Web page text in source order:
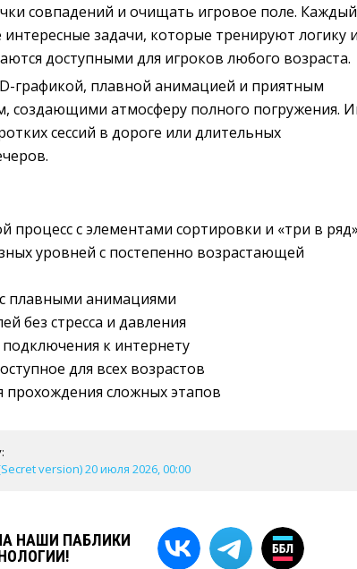
совпадений и очищать игровое поле. Каждый
задачи, которые тренируют логику и
доступными для игроков любого возраста.
графикой, плавной анимацией и приятным
создающими атмосферу полного погружения.
сессий в дороге или длительных
процесс с элементами сортировки и «три в ряд»
уровней с постепенно возрастающей
плавными анимациями
без стресса и давления
к интернету
для всех возрастов
прохождения сложных этапов
version) 20 июля 2026, 00:00
НАШИ ПАБЛИКИ